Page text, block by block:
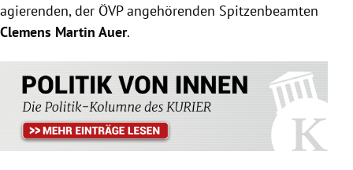
agierenden, der ÖVP angehörenden Spitzenbeamten
Clemens Martin Auer.